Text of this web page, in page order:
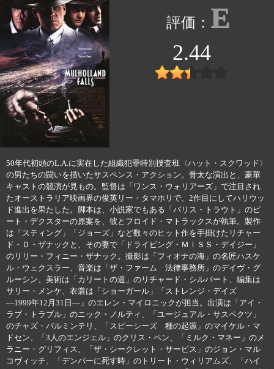
E
2.44
50年代初頭のL.A.に実在した組織犯罪特別捜査班〈ハット・スクワッド〉
の男たちの闘いを描いたサスペンス・アクション。骨太な演出と、豪華
キャストの競演が見もの。監督は「ワンス・ウォリアーズ」で注目され
たオーストラリア映画界の俊英リー・タマホリで、2作目にしてハリウッ
ド進出を果たした。脚本は、小説家でもある「パリス・トラウト」のピ
ート・デクスターの原案を、彼とフロイド・マトラックスが執筆。製作
は「スティング」「ジョーズ」など数々のヒット作を手掛けたリチャー
ド・Ｄ・ザナックと、その妻で「ドライビング・ＭＩＳＳ・デイジー」
のリリー・フィニー・ザナック。撮影は「フィオナの海」の名匠ハスケ
ル・ウェクスラー、音楽は「ザ・ファーム 法律事務所」のデイヴ・グ
ルーシン、美術は「カリートの道」のリチャード・シルバート、編集は
サリー・メンケ、衣裳は「ショーガール」「ストレンジ・デイズ
―1999年12月31日―」のエレン・マイロニックが担当。出演は「アイ・
ラブ・トラブル」のニック・ノルティ、「ユージュアル・サスペクツ」
のチャズ・パルミンテリ、「スピーシーズ 種の起源」のマイケル・マ
ドセン、「3人のエンジェル」のクリス・ペン、「ミルク・マネー」のメ
ラニー・グリフィス、「ザ・シークレット・サービス」のジョン・マル
コヴィッチ、「デンバーに死す時」のトリート・ウィリアムズ、「ハイ